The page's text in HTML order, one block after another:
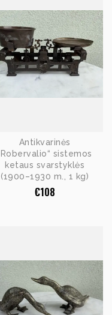
Antikvarinės
„Robervalio“ sistemos
ketaus svarstyklės
(1900–1930 m., 1 kg)
€108